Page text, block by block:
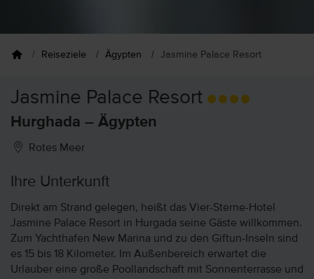
Reiseziele Ägypten Jasmine Palace Resort
Jasmine Palace Resort
Hurghada – Ägypten
Rotes Meer
Ihre Unterkunft
Direkt am Strand gelegen, heißt das Vier-Sterne-Hotel
Jasmine Palace Resort in Hurgada seine Gäste willkommen.
Zum Yachthafen New Marina und zu den Giftun-Inseln sind
es 15 bis 18 Kilometer. Im Außenbereich erwartet die
Urlauber eine große Poollandschaft mit Sonnenterrasse und